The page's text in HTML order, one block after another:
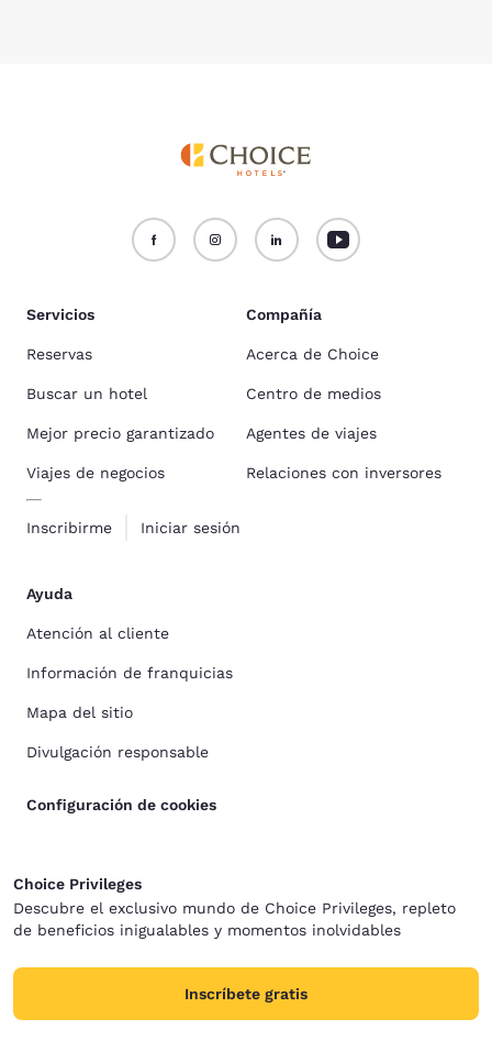
Servicios
Reservas
Buscar un hotel
Mejor precio garantizado
Viajes de negocios
Inscribirme Iniciar sesión
Compañía
Acerca de Choice
Centro de medios
Agentes de viajes
Relaciones con inversores
Ayuda
Atención al cliente
Información de franquicias
Mapa del sitio
Divulgación responsable
Configuración de cookies
Choice Privileges
Descubre el exclusivo mundo de Choice Privileges, repleto
de beneficios inigualables y momentos inolvidables
Inscríbete gratis